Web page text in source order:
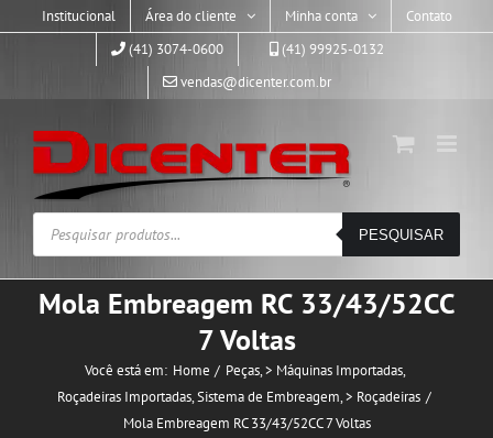
Institucional Área do cliente Minha conta
Contato
(41) 3074-0600
(41) 99925-0132
vendas@dicenter.com.br
Pesquisar
produtos
PESQUISAR
Mola Embreagem RC 33/43/52CC
7 Voltas
Você está em: Home Peças > Máquinas Importadas
Roçadeiras Importadas Sistema de Embreagem > Roçadeiras
Mola Embreagem RC 33/43/52CC 7 Voltas